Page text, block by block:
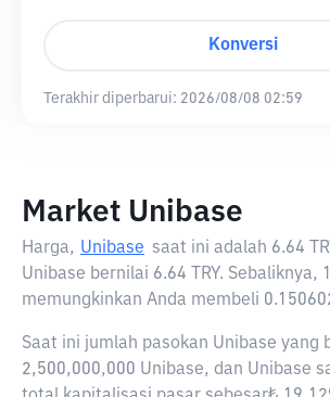
Konversi
Terakhir diperbarui: 2026/08/08 02:59
Market Unibase
Harga, Unibase saat ini adalah 6.64
Unibase bernilai 6.64 TRY. Sebaliknya,
memungkinkan Anda membeli
Saat ini jumlah pasokan Unibase yang
2,500,000,000 Unibase, dan Unibase